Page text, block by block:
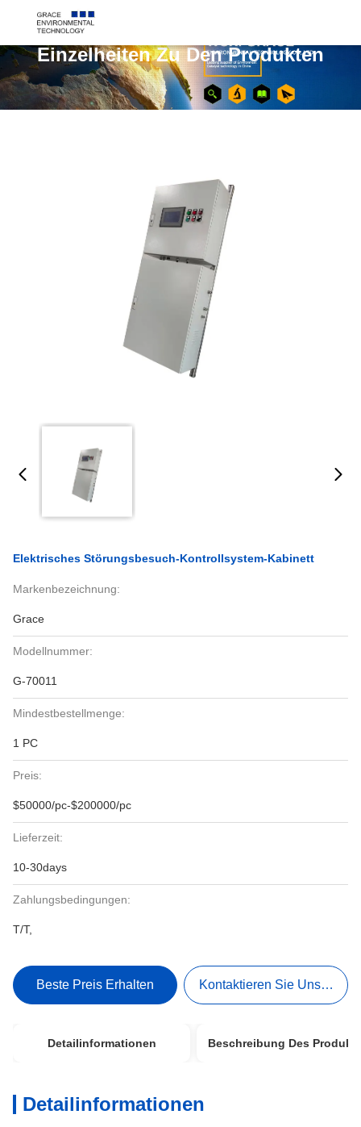
Einzelheiten Zu Den Produkten
Elektrisches Störungsbesuch-Kontrollsystem-Kabinett
Markenbezeichnung:
Grace
Modellnummer:
G-70011
Mindestbestellmenge:
1 PC
Preis:
$50000/pc-$200000/pc
Lieferzeit:
10-30days
Zahlungsbedingungen:
T/T,
Beste Preis Erhalten Kontaktieren Sie Uns Jetzt
Detailinformationen Beschreibung Des
Detailinformationen